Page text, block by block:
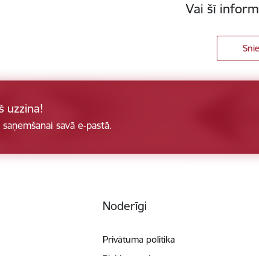
Vai šī
uzzina!
savā e-pastā.
Noderīgi
Privātuma politika